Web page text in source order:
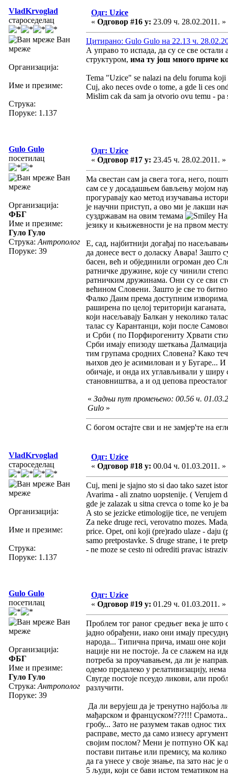
VladKrvoglad
староседелац
Ван
мреже
Организација:
Име и презиме:
Струка:
Поруке: 1.137
Одг: Uzice
« Одговор #16 у: 23.09 ч. 28.02.2011. »
Цитирано: Gulo Gulo на 22.13 ч.
А управо то испада, да су се све
структуром, има ту још много приче
Tema "Uzice" se nalazi na delu foruma
Cuj, ako neces ovde o tome, a gde li ces
Mislim cak da sam ja otvorio ovu temu - pa
Gulo Gulo
посетилац
Ван
мреже
Организација:
ФБГ
Име и презиме:
Гуло Гуло
Струка: Антрополог
Поруке: 39
Одг: Uzice
« Одговор #17 у: 23.45 ч. 28.02.2011. »
Ма свестан сам ја свега тога, него,
сам се у досадашњем бављењу мојом
прогуравају као метод изучавања
је научни приступ, а ово ми је лакши
суздржавам на овим темама
језику и књижевности је на првом
Е, сад, најбитнији догађај по
да донесе вест о доласку Авара!
басен, већ и објединили огроман део
ратничке дружине, које су чинили
ратничким дружинама. Они су се сви
већином Словени. Зашто је све то
Фалко Даим према доступним изворима,
раширена по целој територији
који насељавају Балкан у неколико
талас су Карантанци, који после
и Срби ( по Порфирогениту Хрвати
Срби имају епизоду шеткања
тим групама сродних Словена? Како
њихов део је асимилован и у Бугаре... И
обичаје, и онда их углављивали у ширу
становништва, а и од џепова
« Задњи пут промењено: 00.56 ч.
Gulo »
С богом остајте сви и не замјер'те на
VladKrvoglad
староседелац
Ван
мреже
Организација:
Име и презиме:
Струка:
Поруке: 1.137
Одг: Uzice
« Одговор #18 у: 00.04 ч. 01.03.2011. »
Cuj, meni je sjajno sto si dao tako sazet
Avarima - ali znatno uopstenije. ( Verujem
gde je zalazak u sitna crevca o tome ko je
A sto se jezicke etimologije tice, ne
Za neke druge reci, verovatno mozes.
price. Opet, oni koji (pre)rado ulaze - daju
samo pretpostavke. S druge strane, i te
- ne moze se cesto ni odrediti pravac
Gulo Gulo
посетилац
Ван
мреже
Организација:
ФБГ
Име и презиме:
Гуло Гуло
Струка: Антрополог
Поруке: 39
Одг: Uzice
« Одговор #19 у: 01.29 ч. 01.03.2011. »
Проблем тог раног средњег века је
јадно обрађени, иако они имају
народа... Типична прича, имаш оне који
нације ни не постоје. Ја се слажем на
потреба за проучавањем, да ли је
одемо предалеко у релативизацију,
Свугде постоје псеудо ликови, али
разлучити.
Да ли верујеш да је тренутно
мађарском и француском???!!!
гробу... Зато не разумем такав однос
расправе, место да само изнесу
својим послом? Мени је потпуно ОК
постави питање или премису, ма
да га унесе у своје знање, па зато нас
5 људи, који се бави истом тематиком